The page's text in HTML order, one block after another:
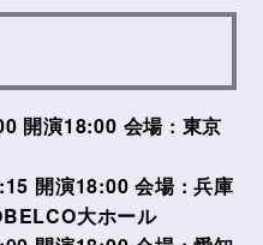
開演18:00 会場 : 東京
開演18:00 会場 : 兵庫
大ホール